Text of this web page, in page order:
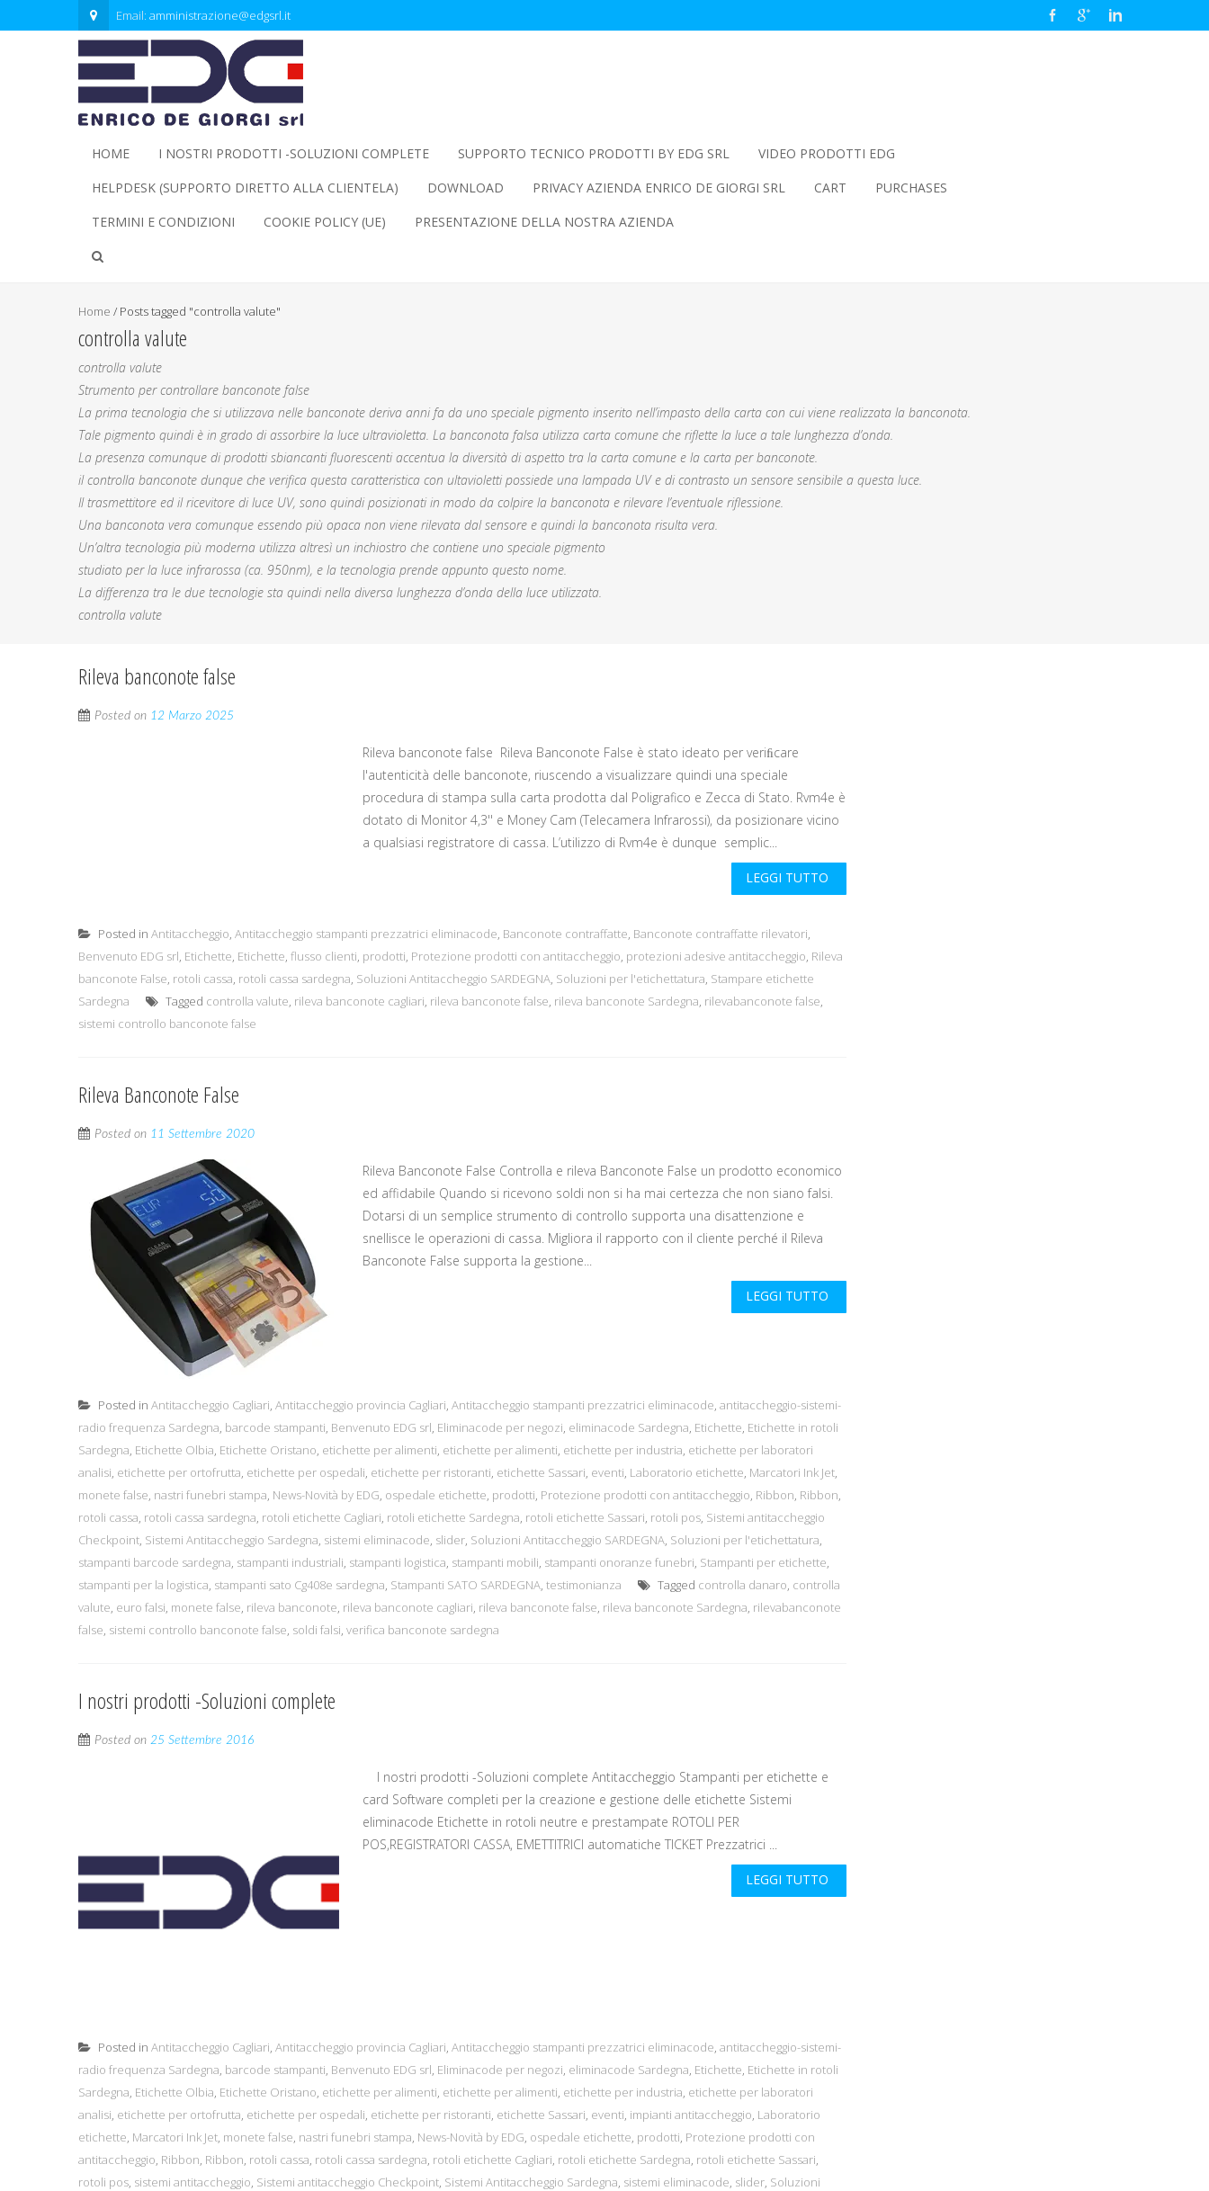
Email: amministrazione@edgsrl.it
HOME I NOSTRI PRODOTTI -SOLUZIONI COMPLETE SUPPORTO TECNICO PRODOTTI BY EDG SRL
VIDEO PRODOTTI EDG
HELPDESK (SUPPORTO DIRETTO ALLA CLIENTELA)
DOWNLOAD PRIVACY AZIENDA ENRICO DE GIORGI SRL CART
PURCHASES
TERMINI E CONDIZIONI
COOKIE POLICY (UE) PRESENTAZIONE DELLA NOSTRA AZIENDA
Home / Posts tagged "controlla valute"
controlla valute
controlla valute
Strumento per controllare banconote false
La prima tecnologia che si utilizzava nelle banconote deriva anni fa da uno speciale pigmento inserito nell’impasto della carta con cui viene realizzata la banconota.
Tale pigmento quindi è in grado di assorbire la luce ultravioletta. La banconota falsa utilizza carta comune che riflette la luce a tale lunghezza d’onda.
La presenza comunque di prodotti sbiancanti fluorescenti accentua la diversità di aspetto tra la carta comune e la carta per banconote.
il controlla banconote dunque che verifica questa caratteristica con ultavioletti possiede una lampada UV e di contrasto un sensore sensibile a questa luce.
Il trasmettitore ed il ricevitore di luce UV, sono quindi posizionati in modo da colpire la banconota e rilevare l’eventuale riflessione.
Una banconota vera comunque essendo più opaca non viene rilevata dal sensore e quindi la banconota risulta vera.
Un’altra tecnologia più moderna utilizza altresì un inchiostro che contiene uno speciale pigmento
studiato per la luce infrarossa (ca. 950nm), e la tecnologia prende appunto questo nome.
La differenza tra le due tecnologie sta quindi nella diversa lunghezza d’onda della luce utilizzata.
controlla valute
Rileva banconote false
Posted on 12 Marzo 2025
Rileva banconote false Rileva Banconote False è stato ideato per veriﬁcare
l'autenticità delle banconote, riuscendo a visualizzare quindi una speciale
procedura di stampa sulla carta prodotta dal Poligrafico e Zecca di Stato. Rvm4e è
dotato di Monitor 4,3'' e Money Cam (Telecamera Infrarossi), da posizionare vicino
a qualsiasi registratore di cassa. L’utilizzo di Rvm4e è dunque semplic...
LEGGI TUTTO
Posted in Antitaccheggio, Antitaccheggio stampanti prezzatrici eliminacode, Banconote contraffatte, Banconote contraffatte rilevatori,
Benvenuto EDG srl, Etichette, Etichette, flusso clienti, prodotti, Protezione prodotti con antitaccheggio, protezioni adesive antitaccheggio, Rileva
banconote False, rotoli cassa, rotoli cassa sardegna, Soluzioni Antitaccheggio SARDEGNA, Soluzioni per l'etichettatura, Stampare etichette
Sardegna
Tagged controlla valute, rileva banconote cagliari, rileva banconote false, rileva banconote Sardegna, rilevabanconote false,
sistemi controllo banconote false
Rileva Banconote False
Posted on 11 Settembre 2020
Rileva Banconote False Controlla e rileva Banconote False un prodotto economico
ed affidabile Quando si ricevono soldi non si ha mai certezza che non siano falsi.
Dotarsi di un semplice strumento di controllo supporta una disattenzione e
snellisce le operazioni di cassa. Migliora il rapporto con il cliente perché il Rileva
Banconote False supporta la gestione...
LEGGI TUTTO
Posted in Antitaccheggio Cagliari, Antitaccheggio provincia Cagliari, Antitaccheggio stampanti prezzatrici eliminacode, antitaccheggio-sistemi-
radio frequenza Sardegna, barcode stampanti, Benvenuto EDG srl, Eliminacode per negozi, eliminacode Sardegna, Etichette, Etichette in rotoli
Sardegna, Etichette Olbia, Etichette Oristano, etichette per alimenti, etichette per alimenti, etichette per industria, etichette per laboratori
analisi, etichette per ortofrutta, etichette per ospedali, etichette per ristoranti, etichette Sassari, eventi, Laboratorio etichette, Marcatori Ink Jet,
monete false, nastri funebri stampa, News-Novità by EDG, ospedale etichette, prodotti, Protezione prodotti con antitaccheggio, Ribbon, Ribbon,
rotoli cassa, rotoli cassa sardegna, rotoli etichette Cagliari, rotoli etichette Sardegna, rotoli etichette Sassari, rotoli pos, Sistemi antitaccheggio
Checkpoint, Sistemi Antitaccheggio Sardegna, sistemi eliminacode, slider, Soluzioni Antitaccheggio SARDEGNA, Soluzioni per l'etichettatura,
stampanti barcode sardegna, stampanti industriali, stampanti logistica, stampanti mobili, stampanti onoranze funebri, Stampanti per etichette,
stampanti per la logistica, stampanti sato Cg408e sardegna, Stampanti SATO SARDEGNA, testimonianza Tagged controlla danaro, controlla
valute, euro falsi, monete false, rileva banconote, rileva banconote cagliari, rileva banconote false, rileva banconote Sardegna, rilevabanconote
false, sistemi controllo banconote false, soldi falsi, verifica banconote sardegna
I nostri prodotti -Soluzioni complete
Posted on 25 Settembre 2016
I nostri prodotti -Soluzioni complete Antitaccheggio Stampanti per etichette e
card Software completi per la creazione e gestione delle etichette Sistemi
eliminacode Etichette in rotoli neutre e prestampate ROTOLI PER
POS,REGISTRATORI CASSA, EMETTITRICI automatiche TICKET Prezzatrici ...
LEGGI TUTTO
Posted in Antitaccheggio Cagliari, Antitaccheggio provincia Cagliari, Antitaccheggio stampanti prezzatrici eliminacode, antitaccheggio-sistemi-
radio frequenza Sardegna, barcode stampanti, Benvenuto EDG srl, Eliminacode per negozi, eliminacode Sardegna, Etichette, Etichette in rotoli
Sardegna, Etichette Olbia, Etichette Oristano, etichette per alimenti, etichette per alimenti, etichette per industria, etichette per laboratori
analisi, etichette per ortofrutta, etichette per ospedali, etichette per ristoranti, etichette Sassari, eventi, impianti antitaccheggio, Laboratorio
etichette, Marcatori Ink Jet, monete false, nastri funebri stampa, News-Novità by EDG, ospedale etichette, prodotti, Protezione prodotti con
antitaccheggio, Ribbon, Ribbon, rotoli cassa, rotoli cassa sardegna, rotoli etichette Cagliari, rotoli etichette Sardegna, rotoli etichette Sassari,
rotoli pos, sistemi antitaccheggio, Sistemi antitaccheggio Checkpoint, Sistemi Antitaccheggio Sardegna, sistemi eliminacode, slider, Soluzioni